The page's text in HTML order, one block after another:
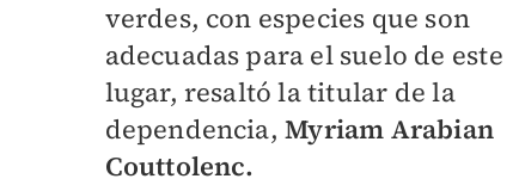
verdes, con especies que son
adecuadas para el suelo de este
lugar, resaltó la titular de la
dependencia, Myriam Arabian
Couttolenc.